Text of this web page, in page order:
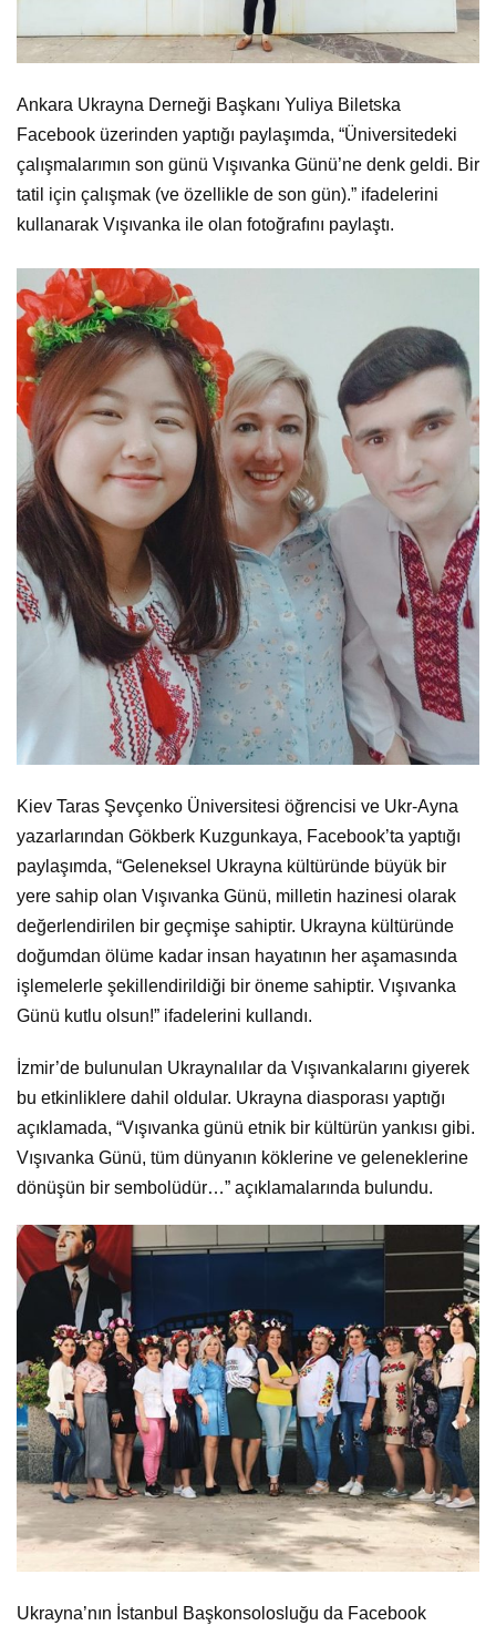
Ankara Ukrayna Derneği Başkanı Yuliya Biletska
Facebook üzerinden yaptığı paylaşımda, “Üniversitedeki
çalışmalarımın son günü Vışıvanka Günü’ne denk geldi. Bir
tatil için çalışmak (ve özellikle de son gün).” ifadelerini
kullanarak Vışıvanka ile olan fotoğrafını paylaştı.
Kiev Taras Şevçenko Üniversitesi öğrencisi ve Ukr-Ayna
yazarlarından Gökberk Kuzgunkaya, Facebook’ta yaptığı
paylaşımda, “Geleneksel Ukrayna kültüründe büyük bir
yere sahip olan Vışıvanka Günü, milletin hazinesi olarak
değerlendirilen bir geçmişe sahiptir. Ukrayna kültüründe
doğumdan ölüme kadar insan hayatının her aşamasında
işlemelerle şekillendirildiği bir öneme sahiptir. Vışıvanka
Günü kutlu olsun!” ifadelerini kullandı.
İzmir’de bulunulan Ukraynalılar da Vışıvankalarını giyerek
bu etkinliklere dahil oldular. Ukrayna diasporası yaptığı
açıklamada, “Vışıvanka günü etnik bir kültürün yankısı gibi.
Vışıvanka Günü, tüm dünyanın köklerine ve geleneklerine
dönüşün bir sembolüdür…” açıklamalarında bulundu.
Ukrayna’nın İstanbul Başkonsolosluğu da Facebook